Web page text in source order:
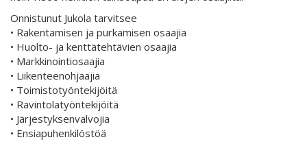
Onnistunut Jukola tarvitsee
• Rakentamisen ja purkamisen osaajia
• Huolto- ja kenttätehtävien osaajia
• Markkinointiosaajia
• Liikenteenohjaajia
• Toimistotyöntekijöitä
• Ravintolatyöntekijöitä
• Järjestyksenvalvojia
• Ensiapuhenkilöstöä